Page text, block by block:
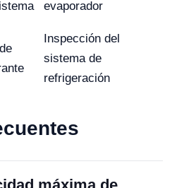
evaporador
Inspección del
sistema de
refrigeración